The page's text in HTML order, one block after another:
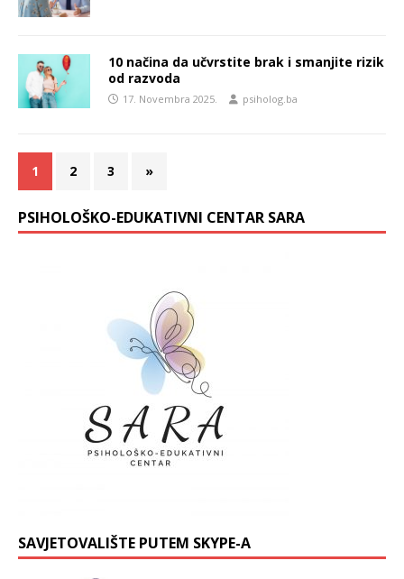
10 načina da učvrstite brak i smanjite rizik
od razvoda
17. Novembra 2025. psiholog.ba
1 2 3 »
PSIHOLOŠKO-EDUKATIVNI CENTAR SARA
SAVJETOVALIŠTE PUTEM SKYPE-A